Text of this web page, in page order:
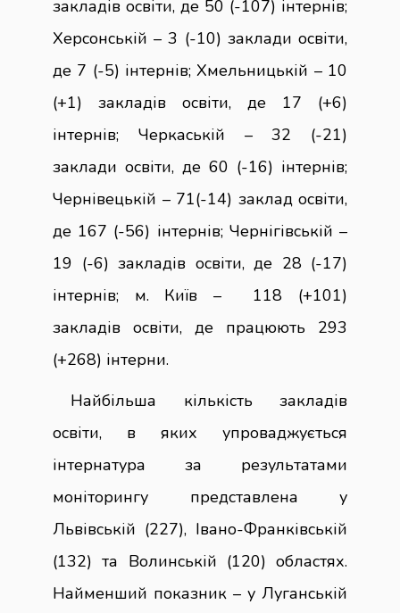
закладів освіти, де 50 (-107) інтернів;
Херсонській – 3 (-10) заклади освіти,
де 7 (-5) інтернів; Хмельницькій – 10
(+1) закладів освіти, де 17 (+6)
інтернів; Черкаській – 32 (-21)
заклади освіти, де 60 (-16) інтернів;
Чернівецькій – 71(-14) заклад освіти,
де 167 (-56) інтернів; Чернігівській –
19 (-6) закладів освіти, де 28 (-17)
інтернів; м. Київ – 118 (+101)
закладів освіти, де працюють 293
(+268) інтерни.
Найбільша кількість закладів
освіти, в яких упроваджується
інтернатура за результатами
моніторингу представлена у
Львівській (227), Івано-Франківській
(132) та Волинській (120) областях.
Найменший показник – у Луганській